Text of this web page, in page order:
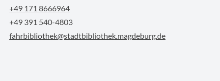
+49 171 8666964
+49 391 540-4803
fahrbibliothek@stadtbibliothek.magdeburg.de